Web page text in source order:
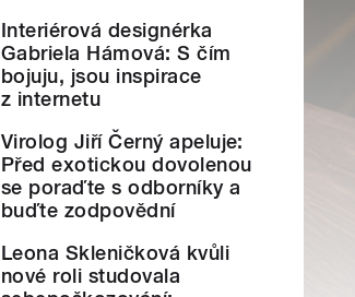
Interiérová designérka
Gabriela Hámová: S čím
bojuju, jsou inspirace
z internetu
Virolog Jiří Černý apeluje:
Před exotickou dovolenou
se poraďte s odborníky a
buďte zodpovědní
Leona Skleničková kvůli
nové roli studovala